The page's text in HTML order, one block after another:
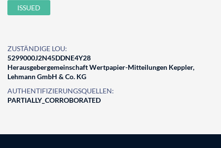
ISSUED
ZUSTÄNDIGE LOU:
5299000J2N45DDNE4Y28
Herausgebergemeinschaft Wertpapier-Mitteilungen Keppler,
Lehmann GmbH & Co. KG
AUTHENTIFIZIERUNGSQUELLEN:
PARTIALLY_CORROBORATED